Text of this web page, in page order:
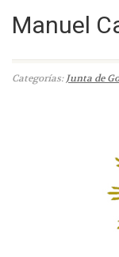
Manuel
Categorías:Junta de